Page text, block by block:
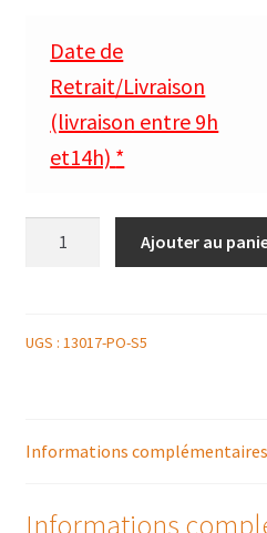
Date de
Retrait/Livraison
(livraison entre 9h
et14h) *
90gr
Ajouter au
UGS : 13017-PO-S5
Informations complémentaires
Informations